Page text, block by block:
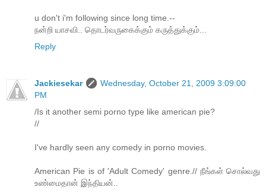
u don't i'm following since long time.--
நன்றி யாசவி.. தொடர்வருகைக்கும் கருத்துக்கும்...
Reply
Jackiesekar
Wednesday, October 21, 2009 3:09:00
PM
/Is it another semi porno type like american pie?
//
I've hardly seen any comedy in porno movies.
American Pie is of 'Adult Comedy' genre.// நீங்கள் சொல்வது
உண்மைதான் இந்தியன்..